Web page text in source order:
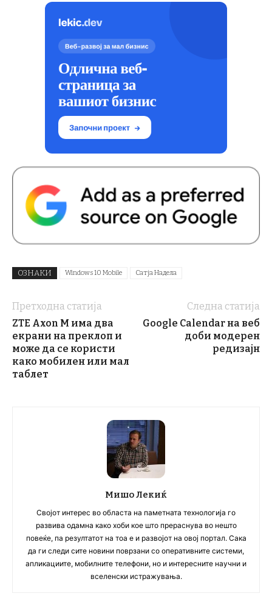
ОЗНАКИ Windows 10 Mobile Сатја Надела
Претходна статија
ZTE Axon M има два
екрани на преклоп и
може да се користи
како мобилен или мал
таблет
Следна статија
Google Calendar на веб
доби модерен
редизајн
Мишо Лекиќ
Својот интерес во областа на паметната технологија го
развива одамна како хоби кое што прераснува во нешто
повеќе, па резултатот на тоа е и развојот на овој портал. Сака
да ги следи сите новини поврзани со оперативните системи,
апликациите, мобилните телефони, но и интересните научни и
вселенски истражувања.